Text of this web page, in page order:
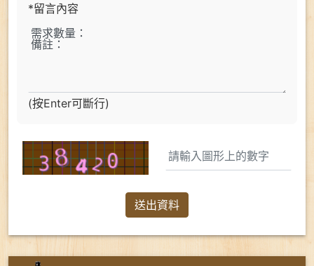
*留言內容
(按Enter可斷行)
送出資料